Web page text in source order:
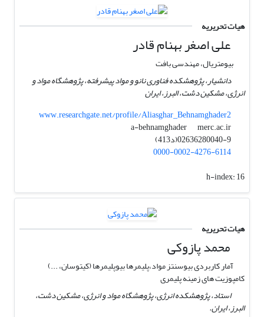
هیات تحریریه
علی اصغر بهنام قادر
بیومتریال، مهندسی بافت
دانشیار، پژوهشکده فناوری نانو و مواد پیشرفته، پژوهشگاه مواد و
انرژی، مشکین دشت، البرز، ایران
www.researchgate.net/profile/Aliasghar_Behnamghader2
a-behnamghader
merc.ac.ir
02636280040-9(د413)
0000-0002-4276-6114
h-index:16
هیات تحریریه
محمد پازوکی
آمار کاربردی بیوسنتز مواد،پلیمرها بیوپلیمرها (کیتوسان، ...)
کامپوزیت های زمینه پلیمری
استاد، پژوهشکده انرژی، پژوهشگاه مواد و انرژی، مشکین دشت،
البرز، ایران.